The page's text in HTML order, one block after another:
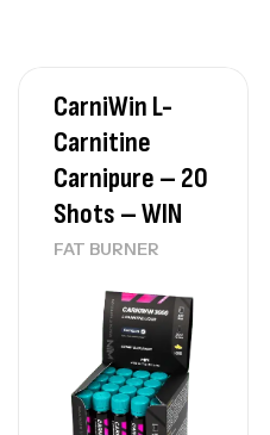
CarniWin L-
Carnitine
Carnipure – 20
Shots – WIN
FAT BURNER